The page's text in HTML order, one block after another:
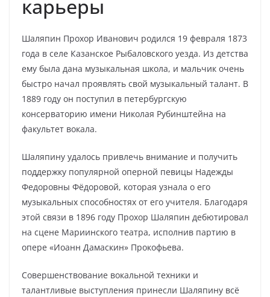
карьеры
Шаляпин Прохор Иванович родился 19 февраля 1873
года в селе Казанское Рыбаловского уезда. Из детства
ему была дана музыкальная школа, и мальчик очень
быстро начал проявлять свой музыкальный талант. В
1889 году он поступил в петербургскую
консерваторию имени Николая Рубинштейна на
факультет вокала.
Шаляпину удалось привлечь внимание и получить
поддержку популярной оперной певицы Надежды
Федоровны Фёдоровой, которая узнала о его
музыкальных способностях от его учителя. Благодаря
этой связи в 1896 году Прохор Шаляпин дебютировал
на сцене Мариинского театра, исполнив партию в
опере «Иоанн Дамаскин» Прокофьева.
Совершенствование вокальной техники и
талантливые выступления принесли Шаляпину всё